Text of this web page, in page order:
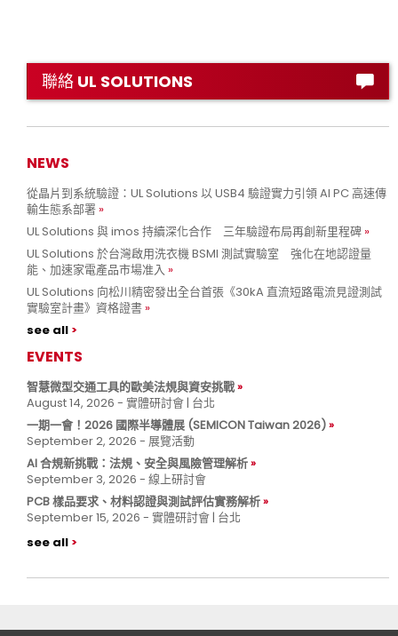
聯絡 UL SOLUTIONS
NEWS
從晶片到系統驗證：UL Solutions 以 USB4 驗證實力引領 AI PC 高速傳
輸生態系部署
UL Solutions 與 imos 持續深化合作 三年驗證布局再創新里程碑
UL Solutions 於台灣啟用洗衣機 BSMI 測試實驗室 強化在地認證量
能、加速家電產品市場准入
UL Solutions 向松川精密發出全台首張《30kA 直流短路電流見證測試
實驗室計畫》資格證書
see all
EVENTS
智慧微型交通工具的歐美法規與資安挑戰
August 14, 2026 - 實體研討會 | 台北
一期一會！2026 國際半導體展 (SEMICON Taiwan 2026)
September 2, 2026 - 展覽活動
AI 合規新挑戰：法規、安全與風險管理解析
September 3, 2026 - 線上研討會
PCB 樣品要求、材料認證與測試評估實務解析
September 15, 2026 - 實體研討會 | 台北
see all